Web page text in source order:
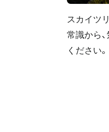
スカイツ
常識から
ください。